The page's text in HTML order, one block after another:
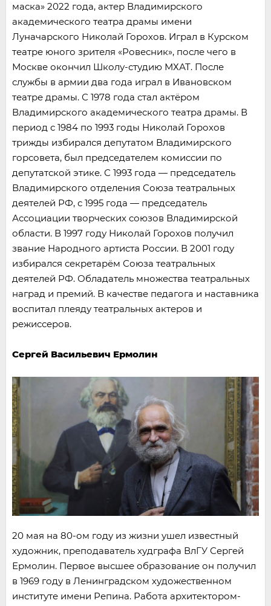
маска» 2022 года, актер Владимирского
академического театра драмы имени
Луначарского Николай Горохов. Играл в Курском
театре юного зрителя «Ровесник», после чего в
Москве окончил Школу-студию МХАТ. После
службы в армии два года играл в Ивановском
театре драмы. С 1978 года стал актёром
Владимирского академического театра драмы. В
период с 1984 по 1993 годы Николай Горохов
трижды избирался депутатом Владимирского
горсовета, был председателем комиссии по
депутатской этике. С 1993 года — председатель
Владимирского отделения Союза театральных
деятелей РФ, с 1995 года — председатель
Ассоциации творческих союзов Владимирской
области. В 1997 году Николай Горохов получил
звание Народного артиста России. В 2001 году
избирался секретарём Союза театральных
деятелей РФ. Обладатель множества театральных
наград и премий. В качестве педагога и наставника
воспитал плеяду театральных актеров и
режиссеров.
Сергей Васильевич Ермолин
20 мая на 80-ом году из жизни ушел известный
художник, преподаватель худграфа ВлГУ Сергей
Ермолин. Первое высшее образование он получил
в 1969 году в Ленинградском художественном
институте имени Репина. Работа архитектором-